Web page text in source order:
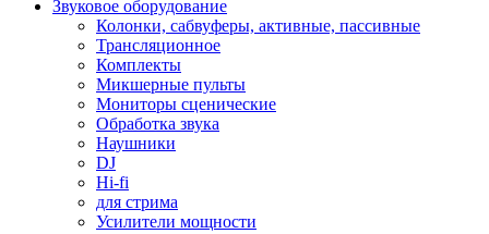
Звуковое оборудование
Колонки, сабвуферы, активные, пассивные
Трансляционное
Комплекты
Микшерные пульты
Мониторы сценические
Обработка звука
Наушники
DJ
Hi-fi
для стрима
Усилители мощности